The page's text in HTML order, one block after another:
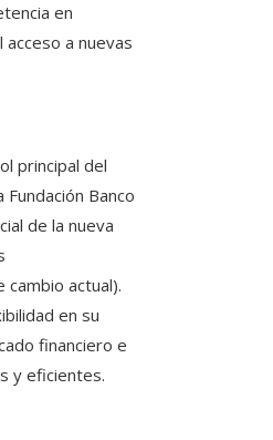
en
a nuevas
principal del
Banco
de la nueva
actual).
en su
financiero e
y eficientes.